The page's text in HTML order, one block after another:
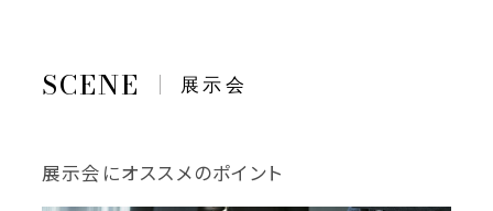
展示会
展示会にオススメのポイント